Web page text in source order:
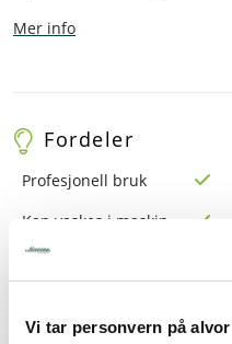
Vi tar personvern på alvor
Mer info
Fordeler
Profesjonell bruk
Kan vaskes i maskin
Tåler stekeovn